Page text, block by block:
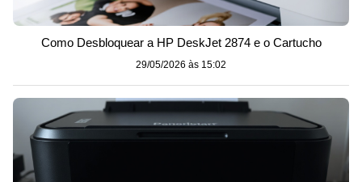
Como Desbloquear a HP DeskJet 2874 e o Cartucho
29/05/2026 às 15:02